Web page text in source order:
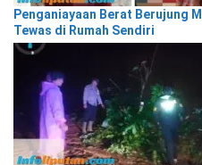
Penganiayaan Berat Berujung
Tewas di Rumah Sendiri